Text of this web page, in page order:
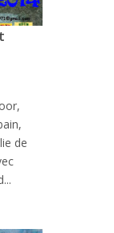
de